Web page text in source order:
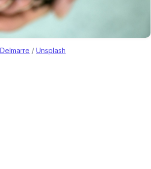
/ Unsplash